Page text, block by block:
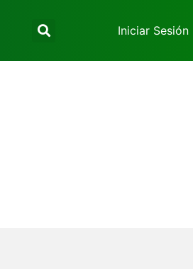
Iniciar Sesión